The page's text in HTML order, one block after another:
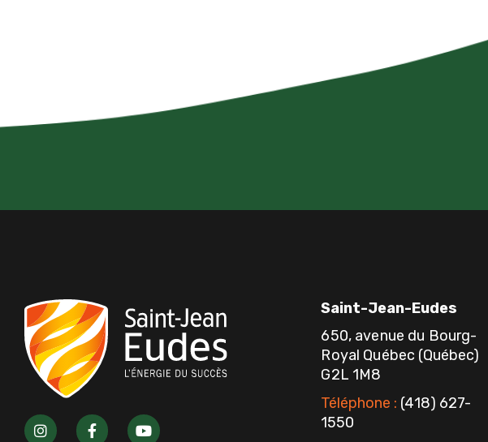
I
n
F
a
Y
o
Saint-Jean-Eudes
650, avenue du Bourg-
Royal Québec (Québec)
G2L 1M8
Téléphone : (418) 627-
1550